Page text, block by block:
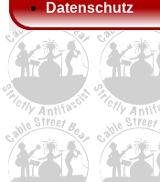
Datenschutz